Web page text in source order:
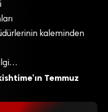
kaleminden
Temmuz